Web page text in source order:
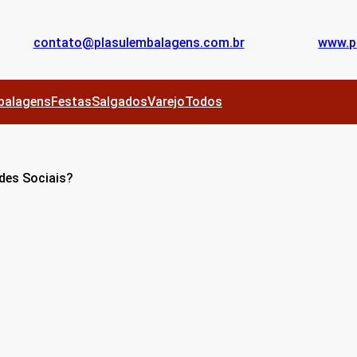
contato@plasulembalagens.com.br www.
FestasSalgadosVarejoTodos